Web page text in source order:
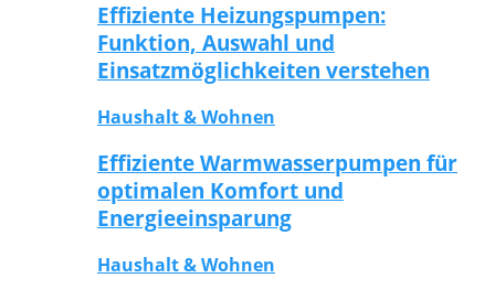
Effiziente Heizungspumpen:
Funktion, Auswahl und
Einsatzmöglichkeiten verstehen
Haushalt & Wohnen
Effiziente Warmwasserpumpen für
optimalen Komfort und
Energieeinsparung
Haushalt & Wohnen